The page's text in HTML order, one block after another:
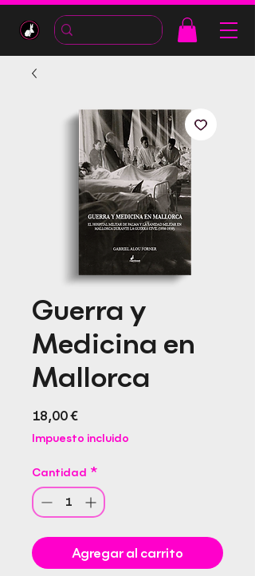
Guerra y
Medicina en
Mallorca
18,00 €Precio
Impuesto incluido
Cantidad *
Agregar al carrito